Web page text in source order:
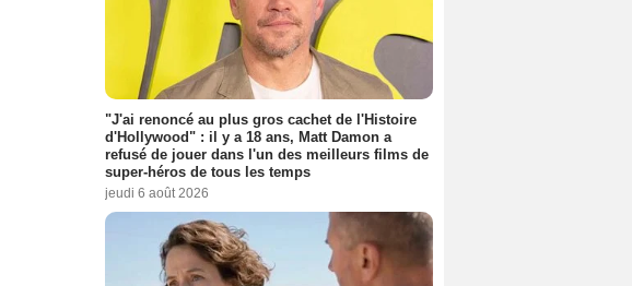
"J'ai renoncé au plus gros cachet de l'Histoire
d'Hollywood" : il y a 18 ans, Matt Damon a
refusé de jouer dans l'un des meilleurs films de
super-héros de tous les temps
jeudi 6 août 2026